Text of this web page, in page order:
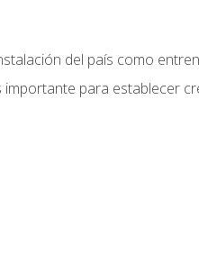
del país como
para establecer